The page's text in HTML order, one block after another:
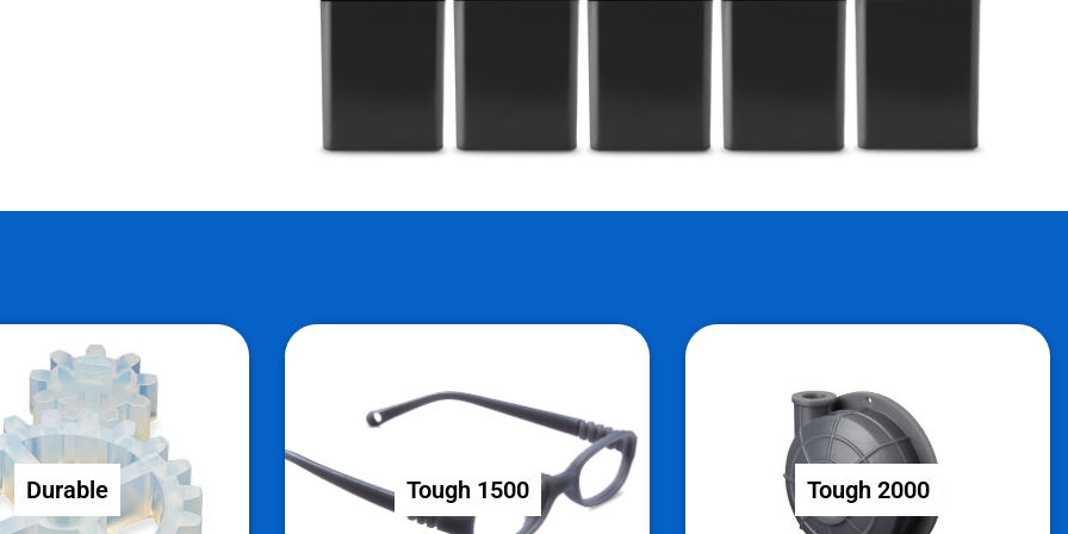
Durable
Durable
za upogljive dele.
Tough 1500
Tough 1500
Idealno za vzdržljive in prožne dele.
Tough 2000
Tough 2000
Idealno za krepke in močne dele.